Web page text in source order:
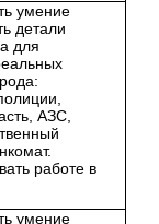
умение
детали
для
АЗС,
работе в
умение